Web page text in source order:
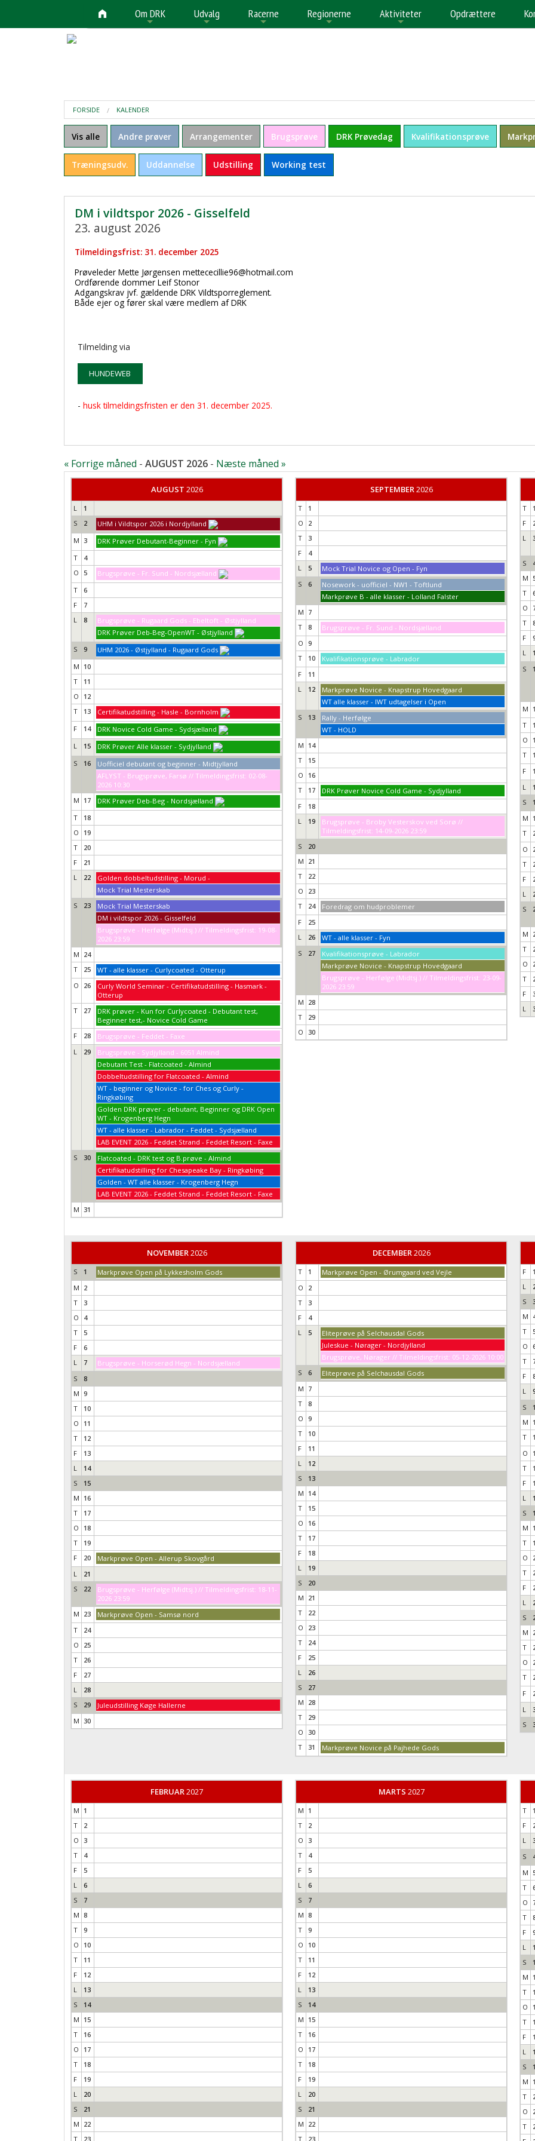
Om DRK Udvalg Racerne Regionerne Aktiviteter Opdrættere
FORSIDE KALENDER
Vis alle Andre prøver Arrangementer Brugsprøve DRK Prøvedag Kvalifikationsprøve
Træningsudv. Uddannelse Udstilling Working test
DM i vildtspor 2026 - Gisselfeld
23. august 2026
Tilmeldingsfrist: 31. december 2025
Prøveleder Mette Jørgensen mettececillie96@hotmail.com
Ordførende dommer Leif Stonor
Adgangskrav jvf. gældende DRK Vildtsporreglement.
Både ejer og fører skal være medlem af DRK
Tilmelding via
HUNDEWEB
- husk tilmeldingsfristen er den 31. december 2025.
« Forrige måned - AUGUST 2026 - Næste måned »
AUGUST 2026
L
1
S
2
UHM i Vildtspor 2026 i Nordjylland
M 3
DRK Prøver Debutant-Beginner - Fyn
T
4
O
5
Brugsprøve - Fr. Sund - Nordsjælland
T
6
F
7
L
8
Brugsprøve - Rugaard Gods - Ebeltoft - Østjylland
DRK Prøver Deb-Beg-OpenWT - Østjylland
S
9
UHM 2026 - Østjylland - Rugaard Gods
M 10
T
11
O
12
T
13
Certifikatudstilling - Hasle - Bornholm
F
14
DRK Novice Cold Game - Sydsjælland
L
15
DRK Prøver Alle klasser - Sydjylland
S
16
Uofficiel debutant og beginner - Midtjylland
AFLYST - Brugsprøve, Farsø // Tilmeldingsfrist: 02-08-
2026 10:30
M 17
DRK Prøver Deb-Beg - Nordsjælland
T
18
O
19
T
20
F
21
L
22
Golden dobbeltudstilling - Morud -
Mock Trial Mesterskab
S
23
Mock Trial Mesterskab
DM i vildtspor 2026 - Gisselfeld
Brugsprøve - Herfølge (Midtsj.) // Tilmeldingsfrist: 19-08-
2026 23:59
M 24
T
25
WT - alle klasser - Curlycoated - Otterup
O
26
Curly World Seminar - Certifikatudstilling - Hasmark -
Otterup
T
27
DRK prøver - Kun for Curlycoated - Debutant test,
Beginner test,- Novice Cold Game
F
28
Brugsprøve - Feddet - Faxe
L
29
Brugsprøve - Sydjylland - 6051 Almind
Debutant Test - Flatcoated - Almind
Dobbeltudstilling for Flatcoated - Almind
WT - beginner og Novice - for Ches og Curly -
Ringkøbing
Golden DRK prøver - debutant, Beginner og DRK Open
WT - Krogenberg Hegn
WT - alle klasser - Labrador - Feddet - Sydsjælland
LAB EVENT 2026 - Feddet Strand - Feddet Resort - Faxe
S
30
Flatcoated - DRK test og B.prøve - Almind
Certifikatudstilling for Chesapeake Bay - Ringkøbing
Golden - WT alle klasser - Krogenberg Hegn
LAB EVENT 2026 - Feddet Strand - Feddet Resort - Faxe
M 31
SEPTEMBER2026
T
1
O
2
T
3
F
4
L
5
Mock Trial Novice og Open - Fyn
S
6
Nosework - uofficiel - NW1 - Toftlund
Markprøve B - alle klasser - Lolland Falster
M 7
T
8
Brugsprøve - Fr. Sund - Nordsjælland
O 9
T
10
Kvalifikationsprøve - Labrador
F
11
L
12
Markprøve Novice - Knapstrup Hovedgaard
WT alle klasser - IWT udtagelser i Open
S
13
Rally - Herfølge
WT - HOLD
M 14
T
15
O
16
T
17
DRK Prøver Novice Cold Game - Sydjylland
F
18
L
19
Brugsprøve - Broby Vesterskov ved Sorø //
Tilmeldingsfrist: 14-09-2026 23:59
S
20
M 21
T
22
O
23
T
24
Foredrag om hudproblemer
F
25
L
26
WT - alle klasser - Fyn
S
27
Kvalifikationsprøve - Labrador
Markprøve Novice - Knapstrup Hovedgaard
Brugsprøve - Herfølge (Midtsj.) // Tilmeldingsfrist: 23-09-
2026 23:59
M 28
T
29
O 30
T
1
F
L
S
M
T
O
T
F
L
S
M
T
O
T
F
L
S
M
T
O
T
F
L
S
M
T
O
T
F
L
NOVEMBER2026
S 1
Markprøve Open på Lykkesholm Gods
M 2
T
3
O
4
T
5
F
6
L
7
Brugsprøve - Horserød Hegn - Nordsjælland
S
8
M 9
T
10
O
11
T
12
F
13
L
14
S
15
M 16
T
17
O
18
T
19
F
20
Markprøve Open - Allerup Skovgård
L
21
S
22
Brugsprøve - Herfølge (Midtsj.) // Tilmeldingsfrist: 18-11-
2026 23:59
M 23
Markprøve Open - Samsø nord
T
24
O
25
T
26
F
27
L
28
S
29
Juleudstilling Køge Hallerne
M 30
DECEMBER2026
T 1
Markprøve Open - Ørumgaard ved Vejle
O
2
T
3
F
4
L
5
Eliteprøve på Selchausdal Gods
Juleskue - Nørager - Nordjylland
Brugsprøve, Nørager // Tilmeldingsfrist: 05-12-2026 10:00
S
6
Eliteprøve på Selchausdal Gods
M 7
T
8
O 9
T
10
F
11
L
12
S
13
M 14
T
15
O
16
T
17
F
18
L
19
S
20
M 21
T
22
O
23
T
24
F
25
L
26
S
27
M 28
T
29
O 30
T
31 Markprøve Novice på Pajhede Gods
F
1
L
S
M
T
O
T
F
L
S
M
T
O
T
F
L
S
M
T
O
T
F
L
S
M
T
O
T
F
L
S
FEBRUAR2027
M 1
T
2
O 3
T
4
F
5
L
6
S
7
M 8
T
9
O
10
T
11
F
12
L
13
S
14
M 15
T
16
O
17
T
18
F
19
L
20
S
21
M 22
T
23
MARTS 2027
M 1
T
2
O 3
T
4
F
5
L
6
S
7
M 8
T
9
O
10
T
11
F
12
L
13
S
14
M 15
T
16
O
17
T
18
F
19
L
20
S
21
M 22
T
23
T
1
F
L
S
M
T
O
T
F
L
S
M
T
O
T
F
L
S
M
T
O
T